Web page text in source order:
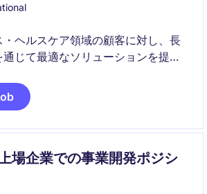
ヘルスケア領域の顧客に対し、長
じて最適なソリューションを提案
創出や事業成長にも貢献いただきま
場企業での事業開発ポジシ